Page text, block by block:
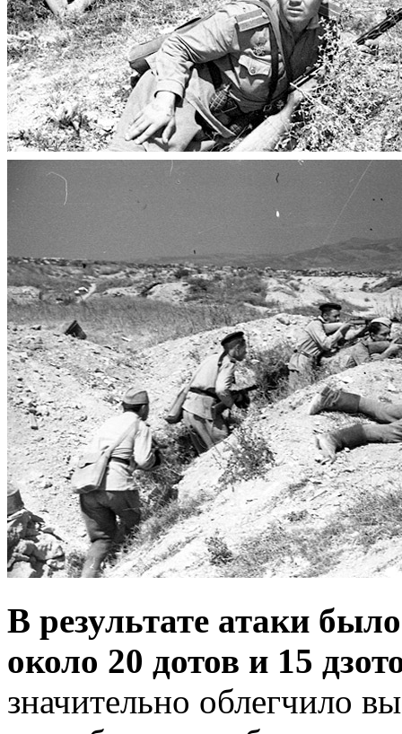
В результате атаки
около 20 дотов и 15
значительно облегчило